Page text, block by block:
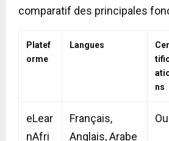
comparatif des principales
Platef
orme
Langues
Cer
ns
eLear
nAfri
Français,
Anglais, Arabe